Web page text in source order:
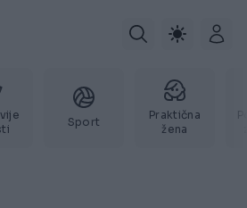
Sport
Praktična
žena